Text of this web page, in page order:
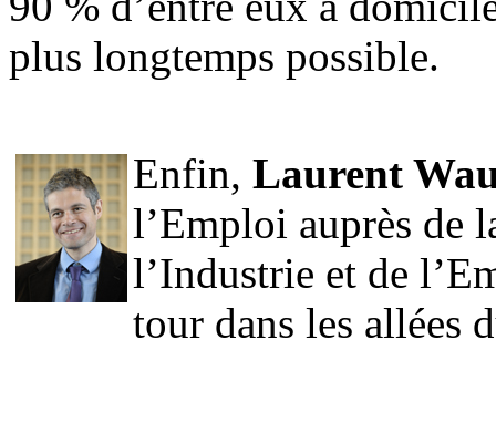
plus longtemps possible.
Enfin, Laurent
l’Emploi auprès de
l’Industrie et de
tour dans les allées